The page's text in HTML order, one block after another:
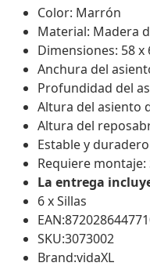
Color: Marrón
Material: Madera
Dimensiones: 58
Anchura del
Profundidad del
Altura del asiento
Altura del
Estable y duradero
Requiere montaje:
La entrega
6 x Sillas
SKU:3073002
Brand:vidaXL